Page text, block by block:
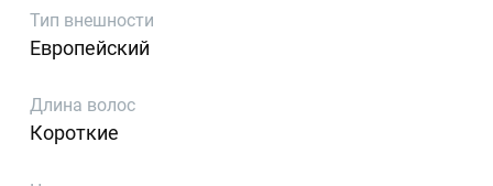
Тип внешности
Европейский
Длина волос
Короткие